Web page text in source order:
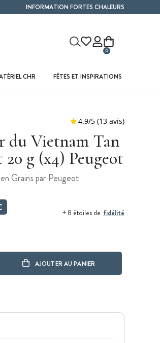
INFORMATION FORTES CHALEURS
0
CHR FÊTES ET INSPIRATIONS
du Vietnam Tan
g (x4) Peugeot
Grains par Peugeot
+ 8 étoiles de fidélité
AJOUTER AU PANIER